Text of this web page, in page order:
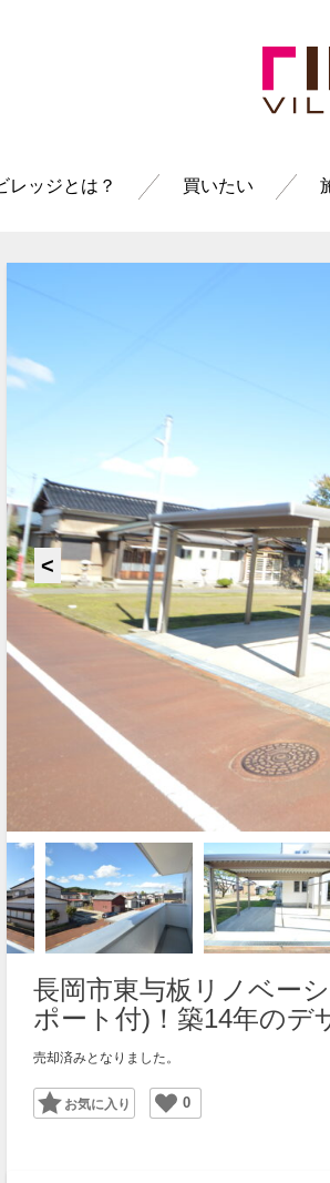
レッジとは？ 買いたい
長岡市東与板リノベー
ポート付)！築14年のデ
売却済みとなりました。
Favorite 0